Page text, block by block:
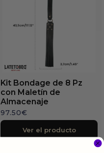
Kit Bondage de 8 Pz
con Maletín de
Almacenaje
97.50€
Ver el producto